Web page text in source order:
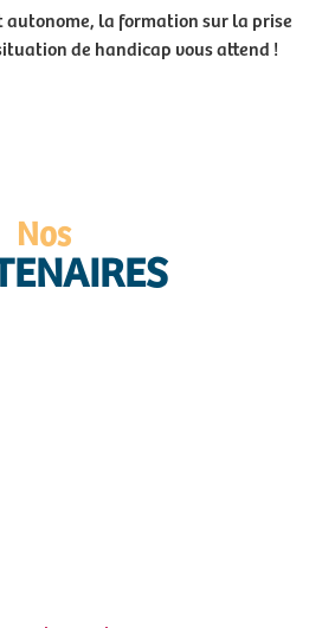
la formation sur la prise
de handicap vous attend !
Nos